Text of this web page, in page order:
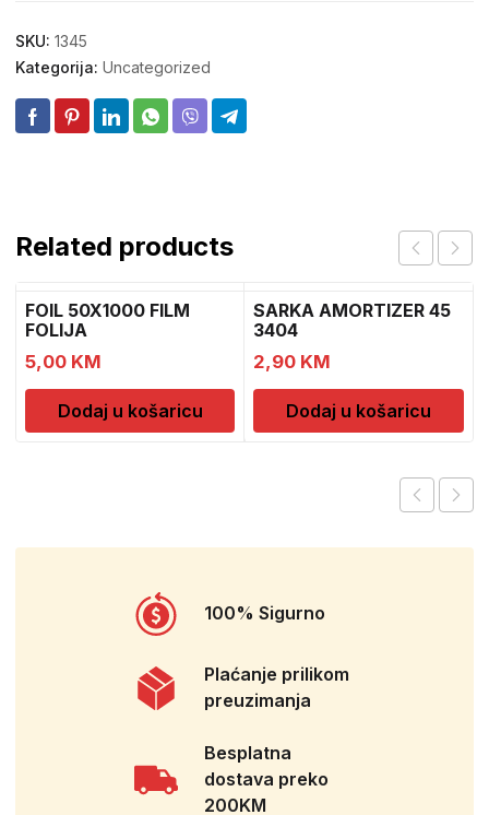
SKU: 1345
Kategorija: Uncategorized
Related products
FOIL 50X1000 FILM
FOLIJA
5,00 KM
Dodaj u košaricu
SARKA AMORTIZER 45
3404
2,90 KM
Dodaj u košaricu
100% Sigurno
Plaćanje prilikom
preuzimanja
Besplatna
dostava preko
200KM